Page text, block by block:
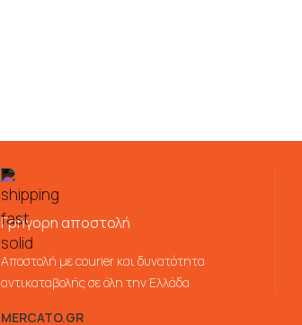
Γρήγορη αποστολή
Αποστολή με courier και δυνατότητα
αντικαταβολής σε όλη την Ελλάδα
MERCATO.GR